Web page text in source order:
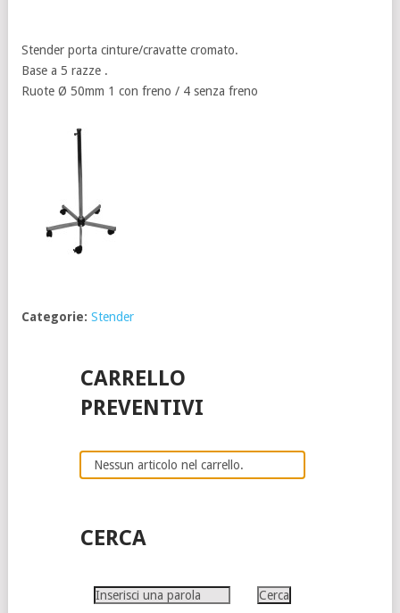
Stender porta cinture/cravatte cromato.
Base a 5 razze .
Ruote Ø 50mm 1 con freno / 4 senza freno
Categorie: Stender
CARRELLO
PREVENTIVI
Nessun articolo nel carrello.
CERCA